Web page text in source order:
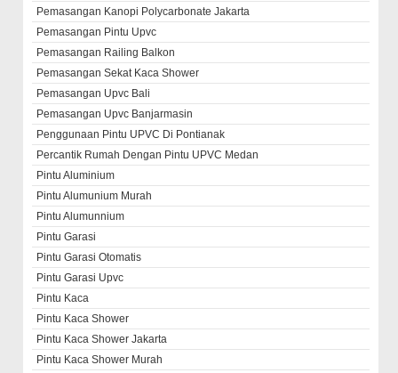
Pemasangan Kanopi Polycarbonate Jakarta
Pemasangan Pintu Upvc
Pemasangan Railing Balkon
Pemasangan Sekat Kaca Shower
Pemasangan Upvc Bali
Pemasangan Upvc Banjarmasin
Penggunaan Pintu UPVC Di Pontianak
Percantik Rumah Dengan Pintu UPVC Medan
Pintu Aluminium
Pintu Alumunium Murah
Pintu Alumunnium
Pintu Garasi
Pintu Garasi Otomatis
Pintu Garasi Upvc
Pintu Kaca
Pintu Kaca Shower
Pintu Kaca Shower Jakarta
Pintu Kaca Shower Murah